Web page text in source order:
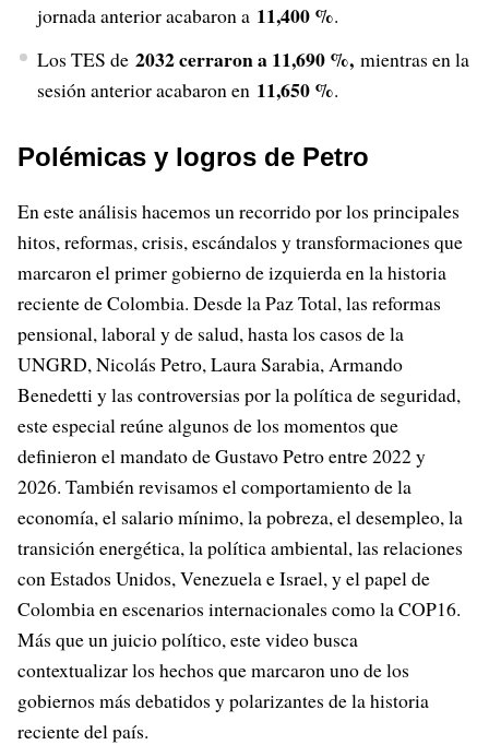
jornada anterior acabaron a 11,400 %.
Los TES de 2032 cerraron a 11,690 %,mientras en la
sesión anterior acabaron en 11,650 %.
Polémicas y logros de Petro
En este análisis hacemos un recorrido por los principales
hitos, reformas, crisis, escándalos y transformaciones que
marcaron el primer gobierno de izquierda en la historia
reciente de Colombia. Desde la Paz Total, las reformas
pensional, laboral y de salud, hasta los casos de la
UNGRD, Nicolás Petro, Laura Sarabia, Armando
Benedetti y las controversias por la política de seguridad,
este especial reúne algunos de los momentos que
definieron el mandato de Gustavo Petro entre 2022 y
2026. También revisamos el comportamiento de la
economía, el salario mínimo, la pobreza, el desempleo, la
transición energética, la política ambiental, las relaciones
con Estados Unidos, Venezuela e Israel, y el papel de
Colombia en escenarios internacionales como la COP16.
Más que un juicio político, este video busca
contextualizar los hechos que marcaron uno de los
gobiernos más debatidos y polarizantes de la historia
reciente del país.